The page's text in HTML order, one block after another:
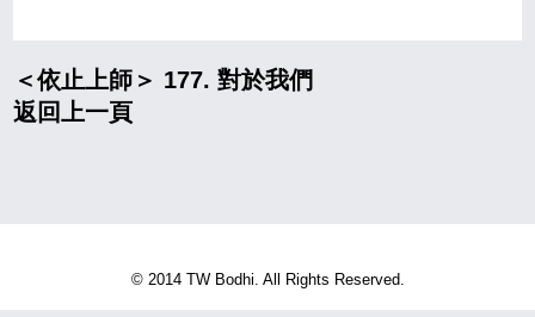
＜依止上師＞ 177. 對於我們
返回上一頁
© 2014 TW Bodhi. All Rights Reserved.